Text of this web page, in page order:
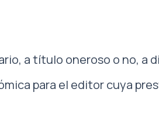
a título oneroso o no, a
para el editor cuya